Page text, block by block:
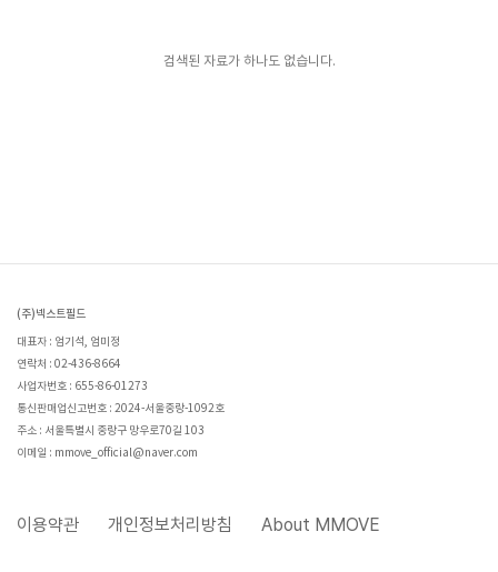
검색된 자료가 하나도 없습니다.
(주)넥스트필드
대표자 : 엄기석, 엄미정
연락처 : 02-436-8664
사업자번호 : 655-86-01273
통신판매업신고번호 : 2024-서울중랑-1092호
주소 : 서울특별시 중랑구 망우로70길 103
이메일 : mmove_official@naver.com
이용약관 개인정보처리방침 About MMOVE